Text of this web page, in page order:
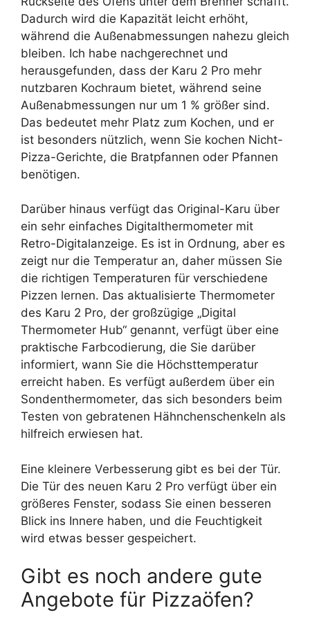
Dadurch wird die Kapazität leicht erhöht,
während die Außenabmessungen nahezu gleich
bleiben. Ich habe nachgerechnet und
herausgefunden, dass der Karu 2 Pro mehr
nutzbaren Kochraum bietet, während seine
Außenabmessungen nur um 1 % größer sind.
Das bedeutet mehr Platz zum Kochen, und er
ist besonders nützlich, wenn Sie kochen Nicht-
Pizza-Gerichte, die Bratpfannen oder Pfannen
benötigen.
Darüber hinaus verfügt das Original-Karu über
ein sehr einfaches Digitalthermometer mit
Retro-Digitalanzeige. Es ist in Ordnung, aber es
zeigt nur die Temperatur an, daher müssen Sie
die richtigen Temperaturen für verschiedene
Pizzen lernen. Das aktualisierte Thermometer
des Karu 2 Pro, der großzügige „Digital
Thermometer Hub“ genannt, verfügt über eine
praktische Farbcodierung, die Sie darüber
informiert, wann Sie die Höchsttemperatur
erreicht haben. Es verfügt außerdem über ein
Sondenthermometer, das sich besonders beim
Testen von gebratenen Hähnchenschenkeln als
hilfreich erwiesen hat.
Eine kleinere Verbesserung gibt es bei der Tür.
Die Tür des neuen Karu 2 Pro verfügt über ein
größeres Fenster, sodass Sie einen besseren
Blick ins Innere haben, und die Feuchtigkeit
wird etwas besser gespeichert.
Gibt es noch andere gute
Angebote für Pizzaöfen?